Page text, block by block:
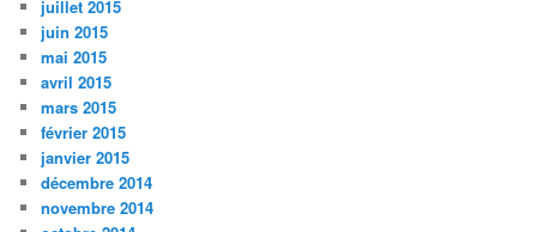
juillet 2015
juin 2015
mai 2015
avril 2015
mars 2015
février 2015
janvier 2015
décembre 2014
novembre 2014